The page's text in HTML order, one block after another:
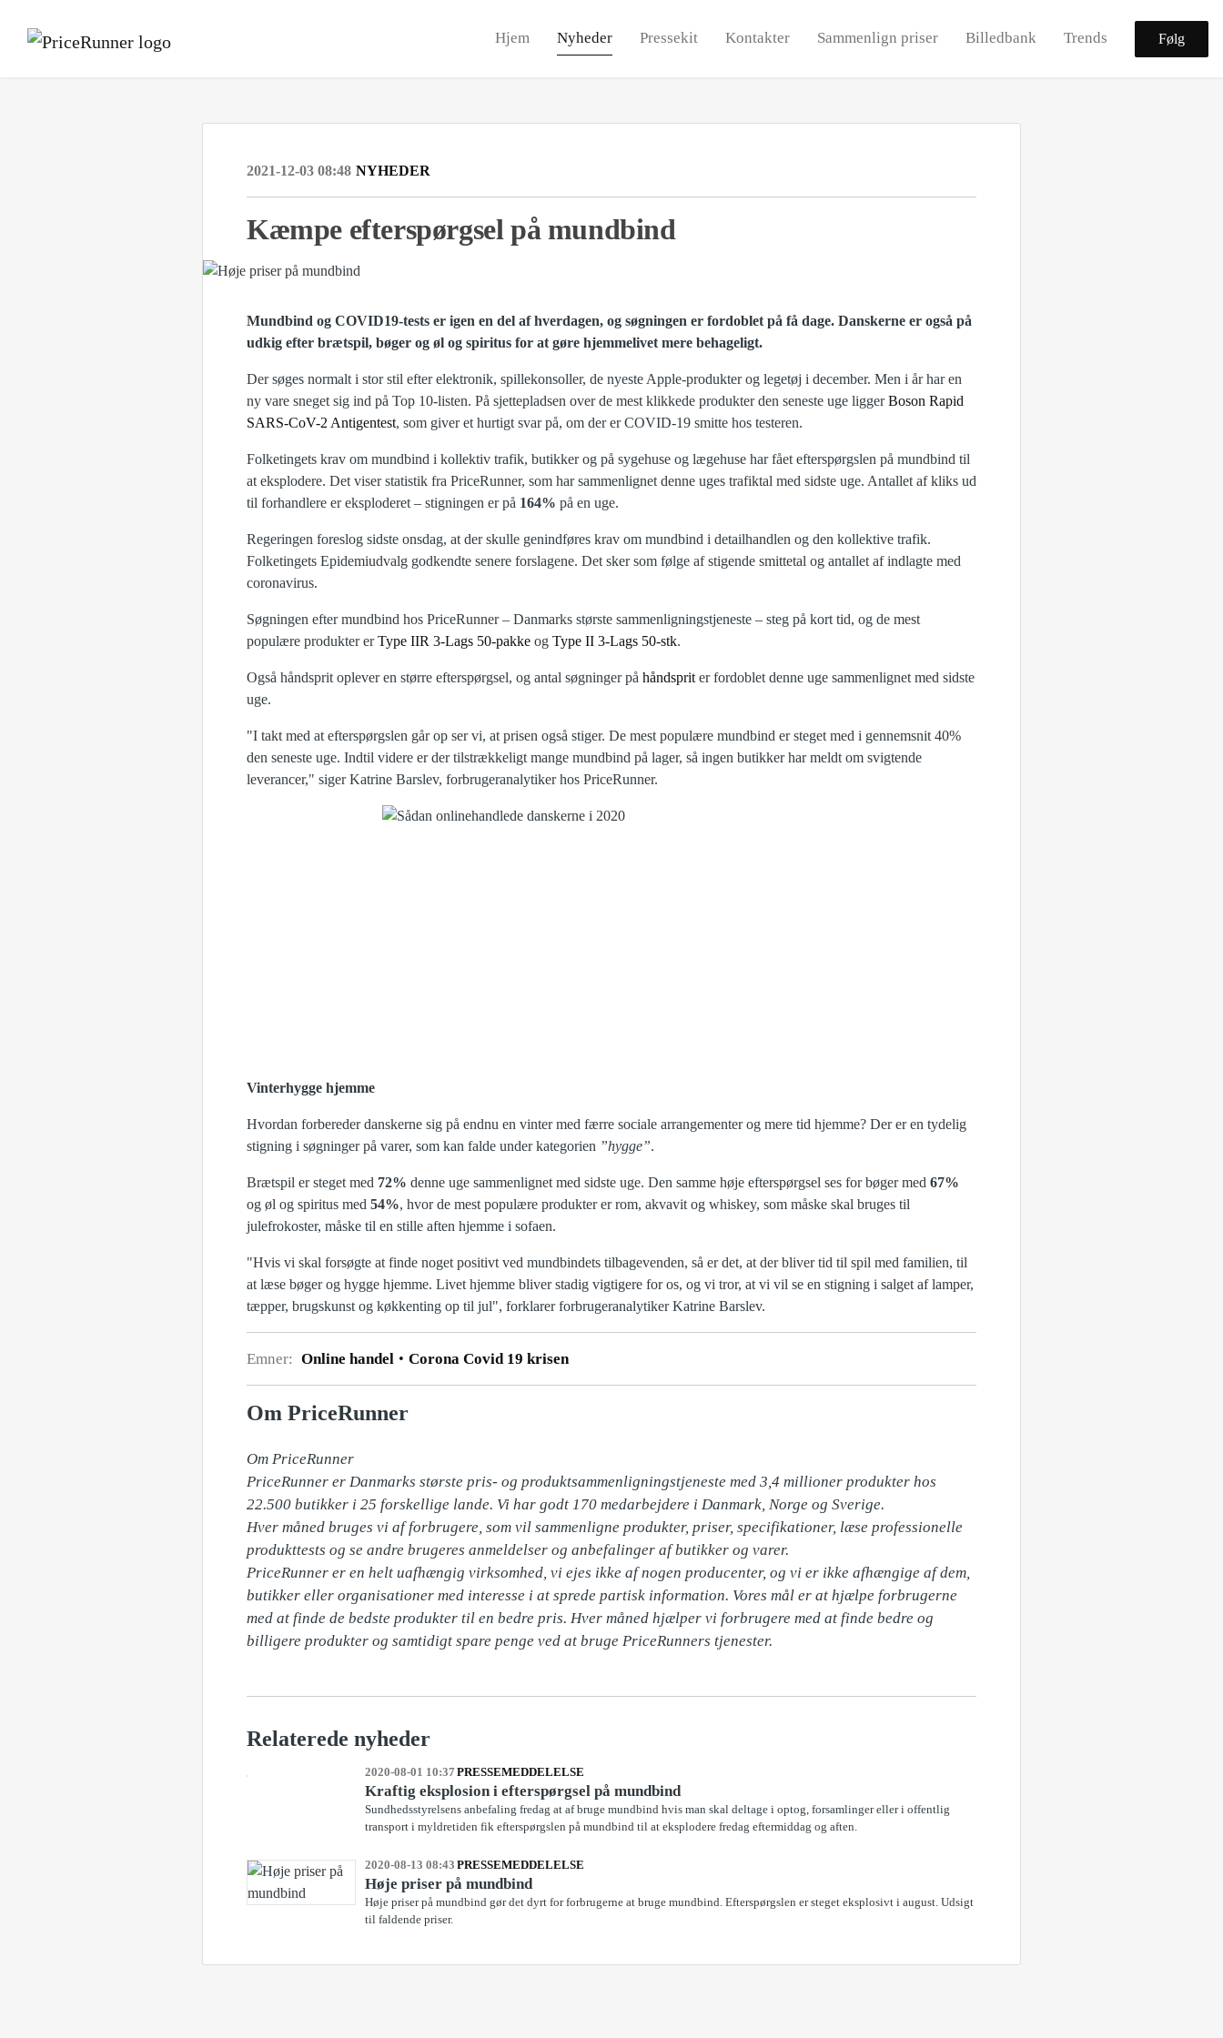
Hjem Nyheder Pressekit Kontakter Sammenlign priser Billedbank Trends Følg
2021-12-03 08:48 NYHEDER
Kæmpe efterspørgsel på mundbind
Mundbind og COVID19-tests er igen en del af hverdagen, og søgningen er fordoblet på få dage. Danskerne er også på
udkig efter brætspil, bøger og øl og spiritus for at gøre hjemmelivet mere behageligt.
Der søges normalt i stor stil efter elektronik, spillekonsoller, de nyeste Apple-produkter og legetøj i december. Men i år har en
ny vare sneget sig ind på Top 10-listen. På sjettepladsen over de mest klikkede produkter den seneste uge liggerBoson Rapid
SARS-CoV-2 Antigentest, som giver et hurtigt svar på, om der er COVID-19 smitte hos testeren.
Folketingets krav om mundbind i kollektiv trafik, butikker og på sygehuse og lægehuse har fået efterspørgslen på mundbind til
at eksplodere. Det viser statistik fra PriceRunner, som har sammenlignet denne uges trafiktal med sidste uge. Antallet af kliks ud
til forhandlere er eksploderet – stigningen er på 164% på en uge.
Regeringen foreslog sidste onsdag, at der skulle genindføres krav om mundbind i detailhandlen og den kollektive trafik.
Folketingets Epidemiudvalg godkendte senere forslagene. Det sker som følge af stigende smittetal og antallet af indlagte med
coronavirus.
Søgningen efter mundbind hos PriceRunner – Danmarks største sammenligningstjeneste – steg på kort tid, og de mest
populære produkter erType IIR 3-Lags 50-pakke og Type II 3-Lags 50-stk.
Også håndsprit oplever en større efterspørgsel, og antal søgninger på håndsprit er fordoblet denne uge sammenlignet med sidste
uge.
"I takt med at efterspørgslen går op ser vi, at prisen også stiger. De mest populære mundbind er steget med i gennemsnit 40%
den seneste uge. Indtil videre er der tilstrækkeligt mange mundbind på lager, så ingen butikker har meldt om svigtende
leverancer," siger Katrine Barslev, forbrugeranalytiker hos PriceRunner.
Vinterhygge hjemme
Hvordan forbereder danskerne sig på endnu en vinter med færre sociale arrangementer og mere tid hjemme? Der er en tydelig
stigning i søgninger på varer, som kan falde under kategorien ”hygge”.
Brætspil er steget med 72% denne uge sammenlignet med sidste uge. Den samme høje efterspørgsel ses for bøger med 67%
og øl og spiritus med 54%, hvor de mest populære produkter er rom, akvavit og whiskey, som måske skal bruges til
julefrokoster, måske til en stille aften hjemme i sofaen.
"Hvis vi skal forsøgte at finde noget positivt ved mundbindets tilbagevenden, så er det, at der bliver tid til spil med familien, til
at læse bøger og hygge hjemme. Livet hjemme bliver stadig vigtigere for os, og vi tror, at vi vil se en stigning i salget af lamper,
tæpper, brugskunst og køkkenting op til jul", forklarer forbrugeranalytiker Katrine Barslev.
Emner: Online handel Corona Covid 19 krisen
Om PriceRunner
Om PriceRunner
PriceRunner er Danmarks største pris- og produktsammenligningstjeneste med 3,4 millioner produkter hos
22.500 butikker i 25 forskellige lande. Vi har godt 170 medarbejdere i Danmark, Norge og Sverige.
Hver måned bruges vi af forbrugere, som vil sammenligne produkter, priser, specifikationer, læse professionelle
produkttests og se andre brugeres anmeldelser og anbefalinger af butikker og varer.
PriceRunner er en helt uafhængig virksomhed, vi ejes ikke af nogen producenter, og vi er ikke afhængige af dem,
butikker eller organisationer med interesse i at sprede partisk information. Vores mål er at hjælpe forbrugerne
med at finde de bedste produkter til en bedre pris. Hver måned hjælper vi forbrugere med at finde bedre og
Relaterede nyheder
2020-08-01 10:37 PRESSEMEDDELELSE
Kraftig eksplosion i efterspørgsel på mundbind
Sundhedsstyrelsens anbefaling fredag at af bruge mundbind hvis man skal deltage i optog, forsamlinger eller i offentlig
transport i myldretiden fik efterspørgslen på mundbind til at eksplodere fredag eftermiddag og aften.
2020-08-13 08:43 PRESSEMEDDELELSE
Høje priser på mundbind
Høje priser på mundbind gør det dyrt for forbrugerne at bruge mundbind. Efterspørgslen er steget eksplosivt i august. Udsigt
til faldende priser.